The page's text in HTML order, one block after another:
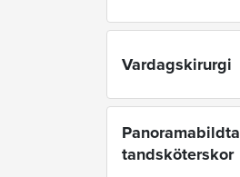
Vardagskirurgi
tandsköterskor